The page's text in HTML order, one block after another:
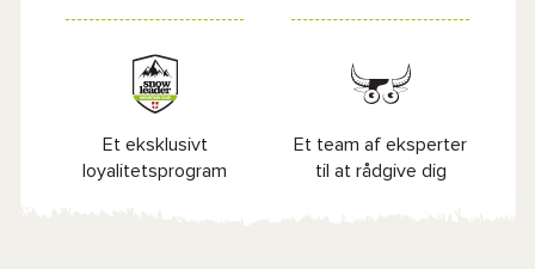
Et eksklusivt
loyalitetsprogram
Et team af eksperter
til at rådgive dig